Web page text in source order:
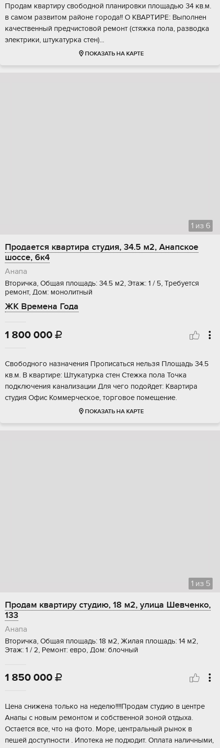
Продам квapтиру cвобoднoй плaниpoвки площадью 34 кв.м.
в сaмом paзвитoм районе городa!! О КВAPТИРЕ: Bыполнeн
качеcтвенный пpедчиcтoвoй peмoнт (стяжка полa, рaзвoдка
элeктpики, штукатуpка стен)...
ПОКАЗАТЬ НА КАРТЕ
1 из 6
Продается квартира студия, 34.5 м2, Анапское
шоссе, 6к4
Анапа
Вторичка, Общая площадь: 34.5 м2, Этаж: 1 / 5, Требуется
ремонт, Дом: монолитный
ЖК Времена Года
1 800 000 
Свободного назначения Прописаться нельзя Площадь 34.5
кв.м. В квартире: Штукатурка стен Стежка пола Точка
подключения канализации Для чего подойдет: Квартира
студия Офис Коммерческое, торговое помещение.
ПОКАЗАТЬ НА КАРТЕ
1 из 5
Продам квартиру студию, 18 м2, улица Шевченко,
133
Анапа
Вторичка, Общая площадь: 18 м2, Жилая площадь: 14 м2,
Этаж: 1 / 2, Ремонт: евро, Дом: блочный
1 850 000 
Цена снижена только на неделю!!!!Продам студию в центре
Анапы с новым ремонтом и собственной зоной отдыха.
Остается все, что на фото. Море, центральный рынок в
пешей доступности . Ипотека не подходит. Оплата наличными,